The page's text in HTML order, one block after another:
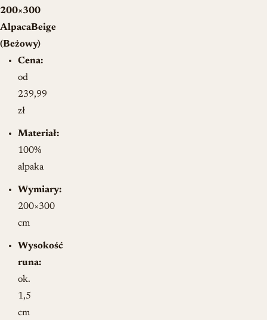
200×300
AlpacaBeige
(Beżowy)
Cena:
od
239,99
zł
Materiał:
100%
alpaka
Wymiary:
200×300
cm
Wysokość
runa:
ok.
1,5
cm